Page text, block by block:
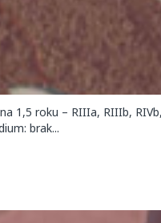
1,5 roku – RIIIa, RIIIb,
brak...